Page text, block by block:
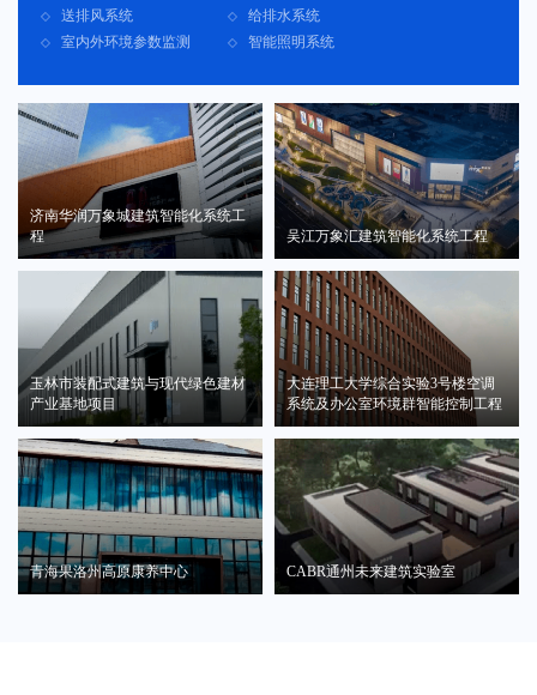
送排风系统
给排水系统
室内外环境参数监测
智能照明系统
济南华润万象城建筑智能化系统工
程
吴江万象汇建筑智能化系统工程
玉林市装配式建筑与现代绿色建材
产业基地项目
大连理工大学综合实验3号楼空调
系统及办公室环境群智能控制工程
青海果洛州高原康养中心 CABR通州未来建筑实验室